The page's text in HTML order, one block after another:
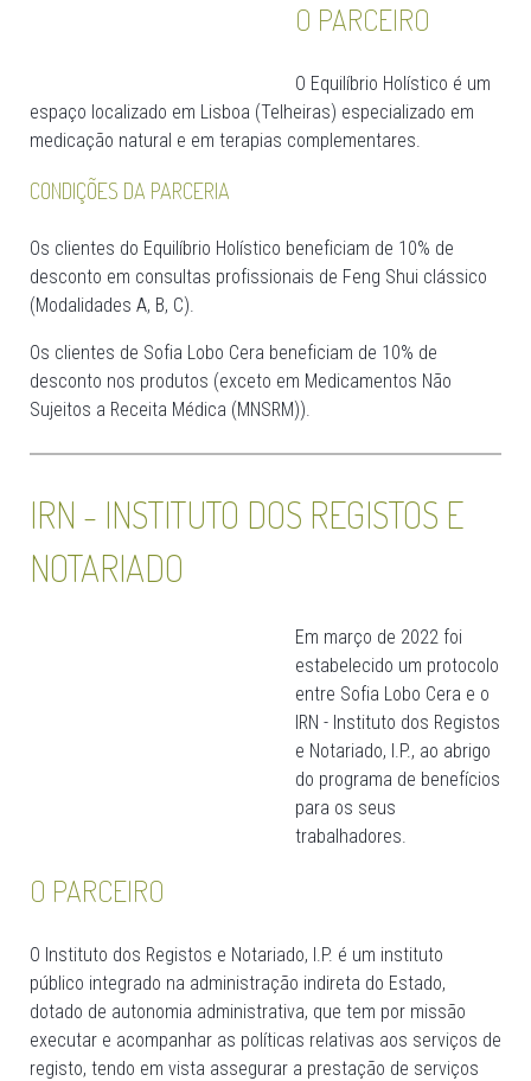
O PARCEIRO
O Equilíbrio Holístico é um
espaço localizado em Lisboa (Telheiras) especializado em
medicação natural e em terapias complementares.
CONDIÇÕES DA PARCERIA
Os clientes do Equilíbrio Holístico beneficiam de 10% de
desconto em consultas profissionais de Feng Shui clássico
(Modalidades A, B, C).
Os clientes de Sofia Lobo Cera beneficiam de 10% de
desconto nos produtos (exceto em Medicamentos Não
Sujeitos a Receita Médica (MNSRM)).
IRN - INSTITUTO DOS REGISTOS E
NOTARIADO
Em março de 2022 foi
estabelecido um protocolo
entre Sofia Lobo Cera e o
IRN - Instituto dos Registos
e Notariado, I.P., ao abrigo
do programa de benefícios
para os seus
trabalhadores.
O PARCEIRO
O Instituto dos Registos e Notariado, I.P. é um instituto
público integrado na administração indireta do Estado,
dotado de autonomia administrativa, que tem por missão
executar e acompanhar as políticas relativas aos serviços de
registo, tendo em vista assegurar a prestação de serviços